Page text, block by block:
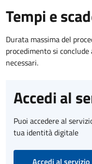
Tempi e
Durata massima del
procedimento si
necessari.
Accedi al
Puoi accedere al
tua identità digitale
Accedi al servizio